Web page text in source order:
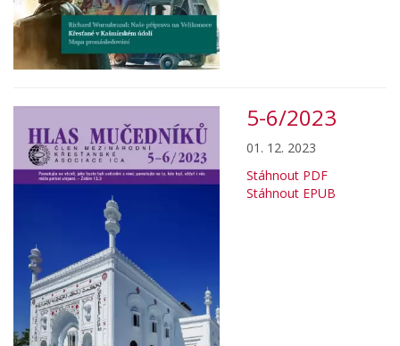
5-6/2023
01. 12. 2023
Stáhnout PDF
Stáhnout EPUB